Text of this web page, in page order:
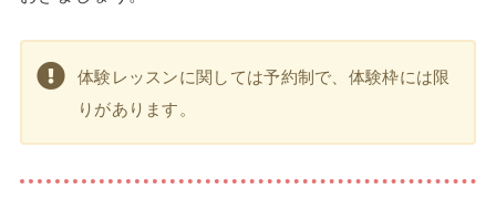
体験レッスンに関しては予約制で、体験枠には限
りがあります。